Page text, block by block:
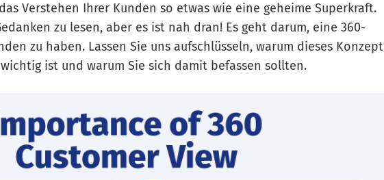
Verstehen Ihrer Kunden so etwas wie eine geheime Superkraft.
zu lesen, aber es ist nah dran! Es geht darum, eine 360-
zu haben. Lassen Sie uns aufschlüsseln, warum dieses Konzept
ist und warum Sie sich damit befassen sollten.